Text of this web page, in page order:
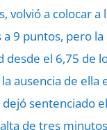
volvió a colocar a
9 puntos, pero la
desde el 6,75 de
ausencia de ella
dejó sentenciado el
de tres